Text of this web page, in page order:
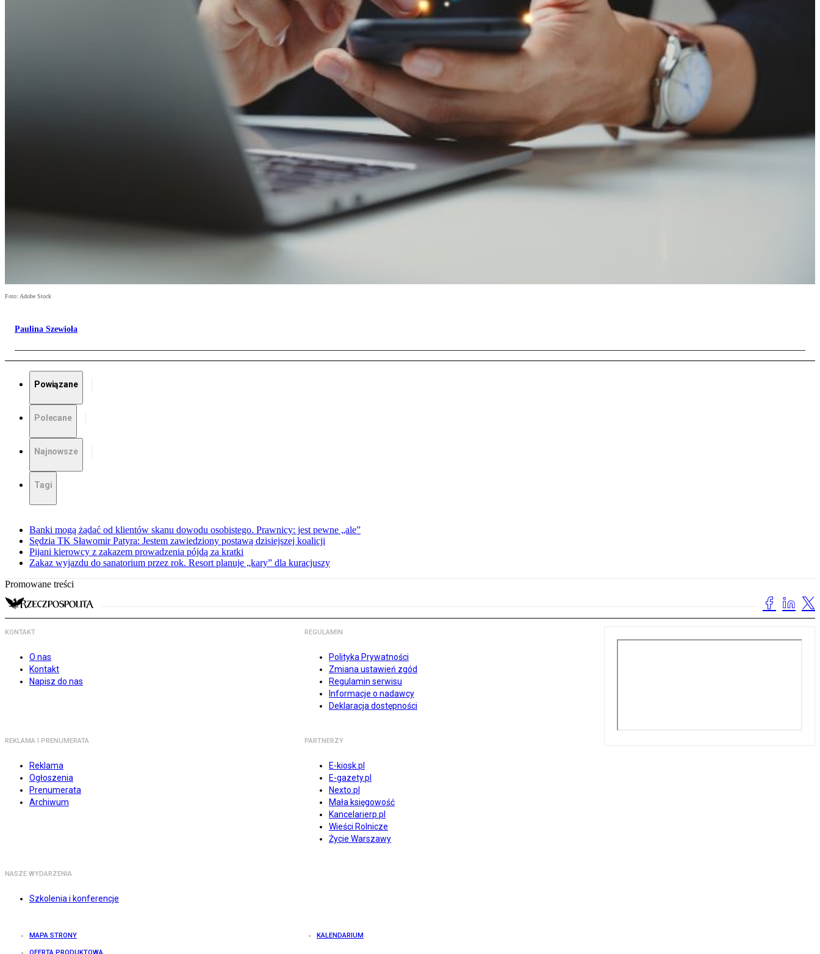
Foto: Adobe Stock
Paulina Szewioła
Powiązane
Polecane
Najnowsze
Tagi
Banki mogą żądać od klientów skanu dowodu osobistego. Prawnicy: jest pewne „ale”
Sędzia TK Sławomir Patyra: Jestem zawiedziony postawą dzisiejszej koalicji
Pijani kierowcy z zakazem prowadzenia pójdą za kratki
Zakaz wyjazdu do sanatorium przez rok. Resort planuje „kary” dla kuracjuszy
Promowane treści
KONTAKT
O nas
Kontakt
Napisz do nas
REGULAMIN
Polityka Prywatności
Zmiana ustawień zgód
Regulamin serwisu
Informacje o nadawcy
Deklaracja dostępności
REKLAMA I PRENUMERATA
Reklama
Ogłoszenia
Prenumerata
Archiwum
PARTNERZY
E-kiosk.pl
E-gazety.pl
Nexto.pl
Mała księgowość
Kancelarierp.pl
Wieści Rolnicze
Życie Warszawy
NASZE WYDARZENIA
Szkolenia i konferencje
MAPA STRONY KALENDARIUM